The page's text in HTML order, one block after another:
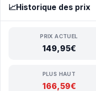
📈Historique des prix
PRIX ACTUEL
149,95€
PLUS HAUT
166,59€